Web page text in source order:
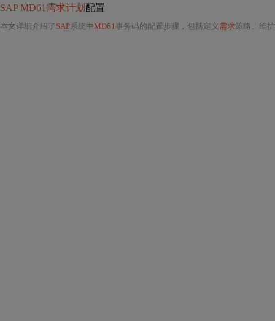
SAP MD61需求计划 配置
本文详细介绍了 SAP系统中MD61事务码的配置步骤，包括定义 需求策略、维